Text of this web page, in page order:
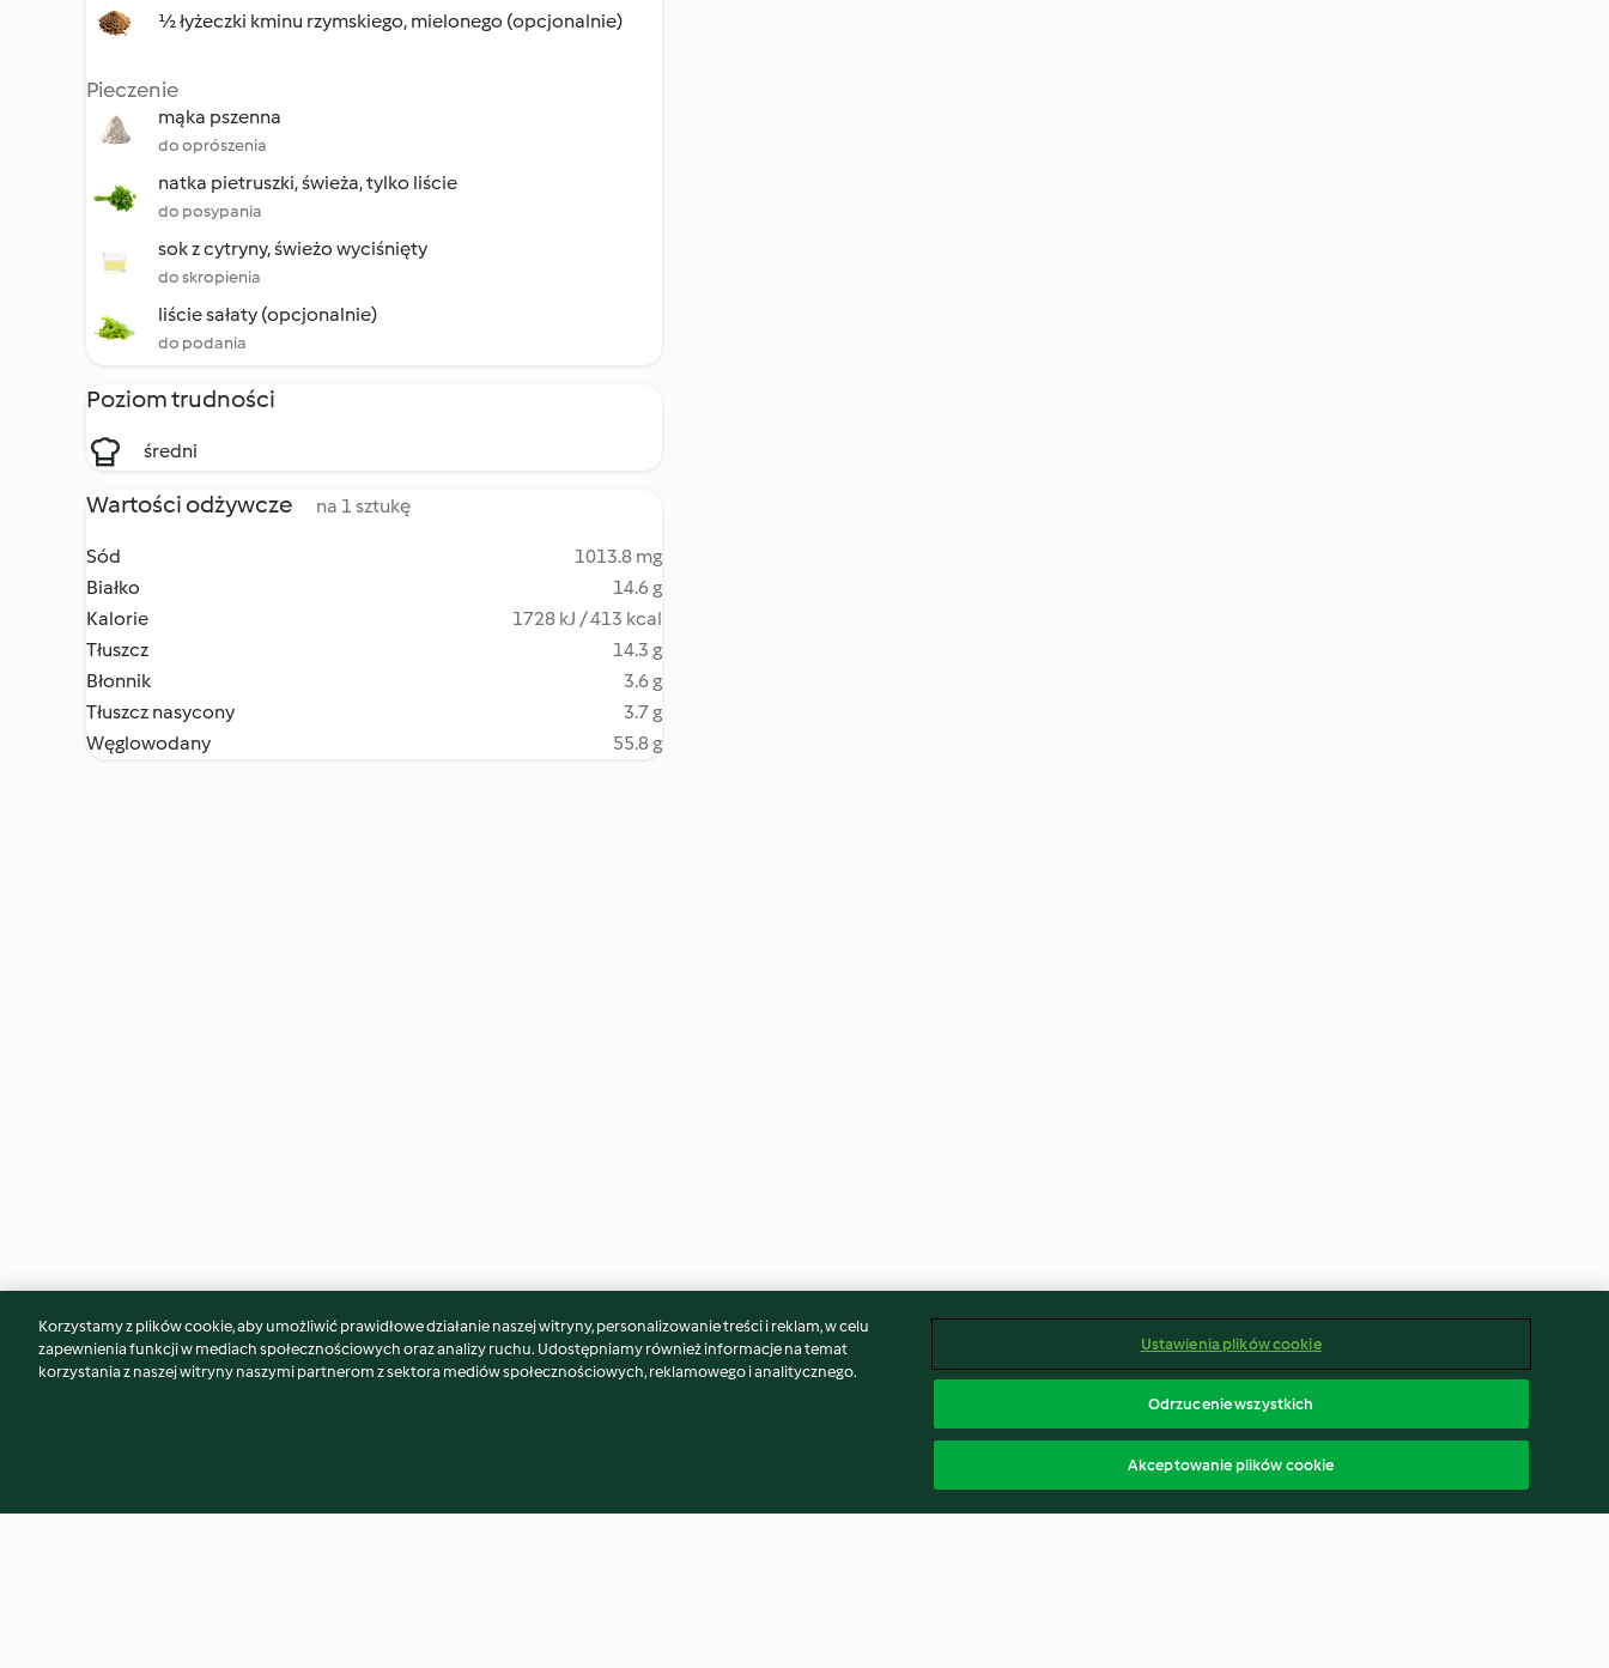
½ łyżeczki kminu rzymskiego, mielonego (opcjonalnie)
Pieczenie
mąka pszenna
do oprószenia
natka pietruszki, świeża, tylko liście
do posypania
sok z cytryny, świeżo wyciśnięty
do skropienia
liście sałaty (opcjonalnie)
do podania
Poziom trudności
średni
Wartości odżywcze na 1 sztukę
Sód
1013.8 mg
Białko
14.6 g
Kalorie
1728 kJ / 413 kcal
Tłuszcz
14.3 g
Błonnik
3.6 g
Tłuszcz nasycony
3.7 g
Węglowodany
55.8 g
Może spodoba Ci się również...
Korzystamy z plików cookie, aby umożliwić prawidłowe działanie naszej witryny, personalizowanie treści i reklam, w celu
zapewnienia funkcji w mediach społecznościowych oraz analizy ruchu. Udostępniamy również informacje na temat
korzystania z naszej witryny naszymi partnerom z sektora mediów społecznościowych, reklamowego i analitycznego.
Ustawienia plików cookie
Odrzucenie wszystkich
Akceptowanie plików cookie